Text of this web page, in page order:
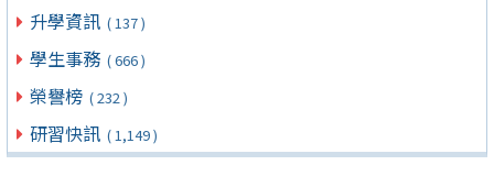
升學資訊 ( 137 )
學生事務 ( 666 )
榮譽榜 ( 232 )
研習快訊 ( 1,149 )